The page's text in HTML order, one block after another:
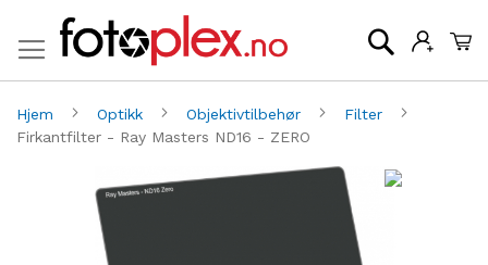
Søk
Hjem Optikk Objektivtilbehør
Filter
Firkantfilter - Ray Masters ND16 - ZERO